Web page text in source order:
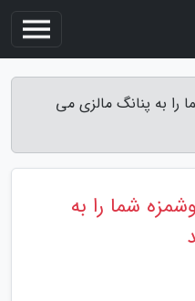
را به پنانگ مالزی می
شما را به